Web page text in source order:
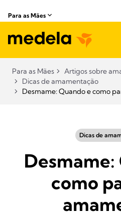
Para as Mães
Para as Mães
Artigos sobre
Dicas de amamentação
Desmame: Quando e como
Dicas de
Desmame:
como